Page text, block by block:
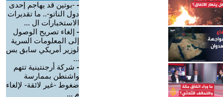
- -بوتين قد يهاجم إحدى
دول الناتو-.. ما تقديرات
الاستخبارات ال ...
- إلغاء تصريح الوصول
إلى المعلومات السرية
لوزير أمريكي سابق بس
...
- شركة أرجنتينية تتهم
واشنطن بممارسة
ضغوط -غير لائقة- لإلغاء
م ...